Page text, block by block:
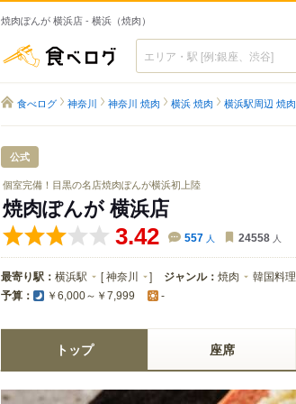
焼肉ぽんが 横浜店 - 横浜（焼肉）
食べログ
食べログ 神奈川 神奈川 焼肉 横浜 焼肉 横浜駅周辺 焼肉
公式
個室完備！目黒の名店焼肉ぽんが横浜初上陸
焼肉ぽんが 横浜店
3.42 557 人 24558 人
最寄り駅： 横浜駅 [神奈川 ] ジャンル： 焼肉 韓国料理
予算： ￥6,000～￥7,999 -
トップ 座席